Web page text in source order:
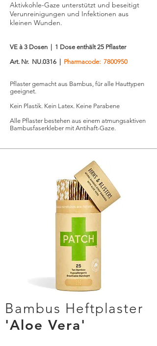
Aktivkohle-Gaze unterstützt und beseitigt
Verunreinigungen und Infektionen aus
kleinen Wunden.
VE à 3 Dosen | 1 Dose enthält 25 Pflaster
Art. Nr. NU.0316 | Pharmacode: 7800950
Pflaster gemacht aus Bambus, für alle Hauttypen
geeignet.
Kein Plastik. Kein Latex. Keine Parabene
Alle Pflaster bestehen aus einem atmungsaktiven
Bambusfaserkleber mit Antihaft-Gaze.
Bambus Heftplaster
'Aloe Vera'